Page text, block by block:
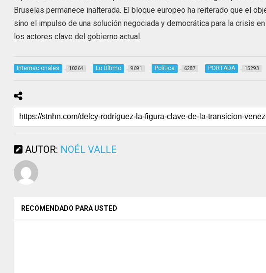
Bruselas permanece inalterada. El bloque europeo ha reiterado que el
sino el impulso de una solución negociada y democrática para la crisis
los actores clave del gobierno actual.
Internacionales 10264 Lo Último 9691 Política 6287 PORTADA 15293
AUTOR: NOÉL VALLE
RECOMENDADO PARA USTED